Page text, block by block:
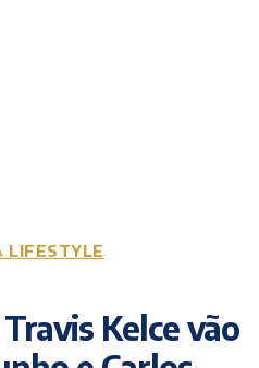
LIFESTYLE
Kelce vão